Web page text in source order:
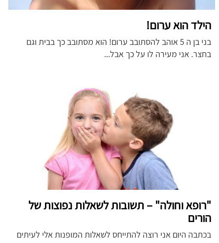
הילד הוא ערום!
בני בן ה 5 אוהב להסתובב ערום! הוא מסתובב כך בבית וגם
בחצר. אני מעירה לו על כך אבל...
"רופא וחולה" – תשובות לשאלות נפוצות של
הורים
בכתבה היום אני רוצה להתייחס לשאלות המופנות אלי לעיתים